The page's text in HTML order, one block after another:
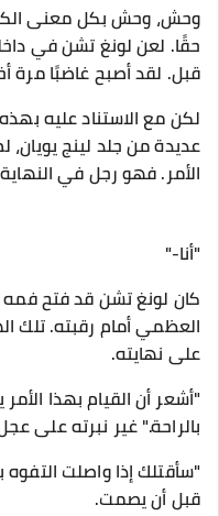
وحش، وحش بكل معنى
حقًا. لعن لونغ تشن في
قبل. لقد أصبح غاضبًا مرة
لكن مع الاستناد عليه
عديدة من جلد لينج
الأمر. فهو رجل في
"أنا-"
كان لونغ تشن قد فتح فمه
العظمي أمام رقبته. تلك
على نهايته.
"أشعر أن القيام بهذا
بالراحة." غير نبرته على
"سأقتلك إذا واصلت التفوه
قبل أن يصمت.